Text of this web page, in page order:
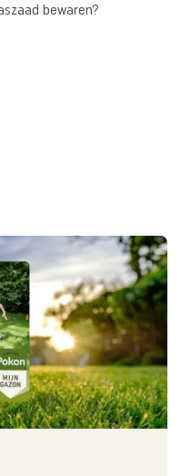
bewaren?